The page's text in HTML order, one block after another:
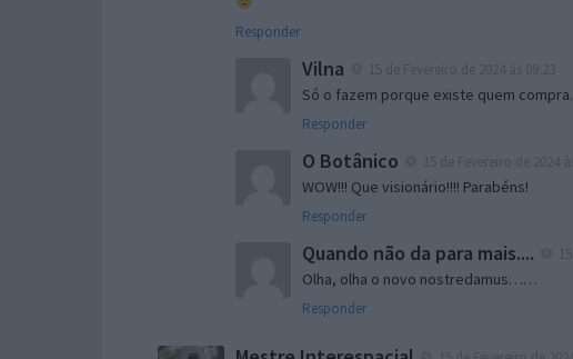
Responder
Vilna
Só o fazem porque existe quem compra.
Responder
O Botânico
WOW!!! Que visionário!!!! Parabéns!
Responder
Quando não da para mais....
Olha, olha o novo nostredamus……
Responder